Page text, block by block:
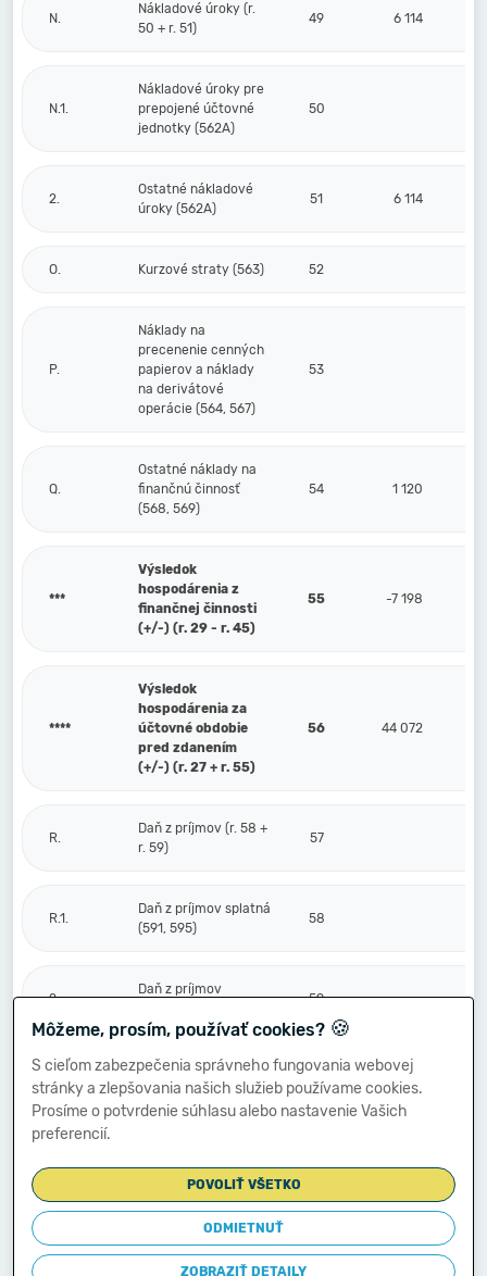
N.
Nákladové úroky (r.
50 + r. 51)
49 6 114
N.1.
Nákladové úroky pre
prepojené účtovné
jednotky (562A)
50
2.
Ostatné nákladové
úroky (562A)
51 6 114
O. Kurzové straty (563) 52
P.
Náklady na
precenenie cenných
papierov a náklady
na derivátové
operácie (564, 567)
53
Q.
Ostatné náklady na
finančnú činnosť
(568, 569)
54 1 120
***
Výsledok
hospodárenia z
finančnej činnosti
(+/-) (r. 29 - r. 45)
55 -7 198
****
Výsledok
hospodárenia za
účtovné obdobie
pred zdanením
(+/-) (r. 27 + r. 55)
56 44 072
R.
Daň z príjmov (r. 58 +
r. 59)
57
R.1.
Daň z príjmov splatná
(591, 595)
58
2.
Daň z príjmov
59
S.
Prevod podielov na
výsledku
hospodárenia
60
****
Výsledok
hospodárenia za
účtovné obdobie po
zdanení (+/-) (r. 56
61 44 072
Môžeme, prosím, používať cookies? 🍪
S cieľom zabezpečenia správneho fungovania webovej
stránky a zlepšovania našich služieb používame cookies.
Prosíme o potvrdenie súhlasu alebo nastavenie Vašich
preferencií.
POVOLIŤ VŠETKO
ODMIETNUŤ
ZOBRAZIŤ DETAILY